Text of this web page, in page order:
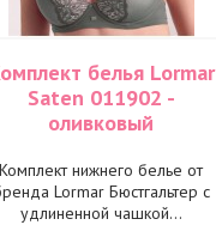
белья Lormar
Saten 011902 -
оливковый
Комплект нижнего белье от
Lormar Бюстгальтер с
удлиненной чашкой...